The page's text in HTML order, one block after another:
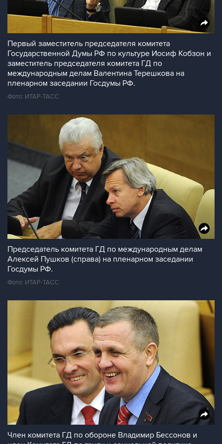
Первый заместитель председателя комитета
Государственной Думы РФ по культуре Иосиф Кобзон и
заместитель председателя комитета ГД по
международным делам Валентина Терешкова на
пленарном заседании Госдумы РФ.
Фото: ИТАР-ТАСС
Председатель комитета ГД по международным делам
Алексей Пушков (справа) на пленарном заседании
Госдумы РФ.
Фото: ИТАР-ТАСС
Член комитета ГД по обороне Владимир Бессонов и